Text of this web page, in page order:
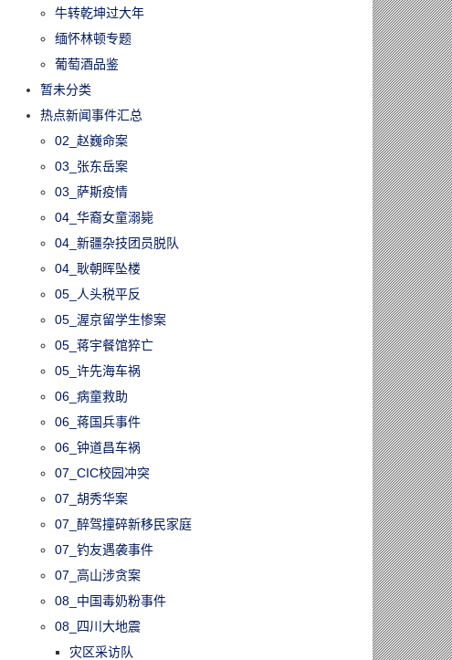
牛转乾坤过大年
缅怀林顿专题
葡萄酒品鉴
暂未分类
热点新闻事件汇总
02_赵巍命案
03_张东岳案
03_萨斯疫情
04_华裔女童溺毙
04_新疆杂技团员脱队
04_耿朝晖坠楼
05_人头税平反
05_渥京留学生惨案
05_蒋宇餐馆猝亡
05_许先海车祸
06_病童救助
06_蒋国兵事件
06_钟道昌车祸
07_CIC校园冲突
07_胡秀华案
07_醉驾撞碎新移民家庭
07_钓友遇袭事件
07_高山涉贪案
08_中国毒奶粉事件
08_四川大地震
灾区采访队